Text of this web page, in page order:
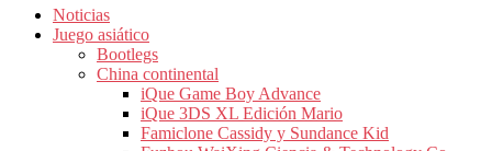
Noticias
Juego asiático
Bootlegs
China continental
iQue Game Boy Advance
iQue 3DS XL Edición Mario
Famiclone Cassidy y Sundance Kid